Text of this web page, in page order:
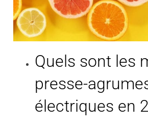
Quels sont les
presse-
électriques en